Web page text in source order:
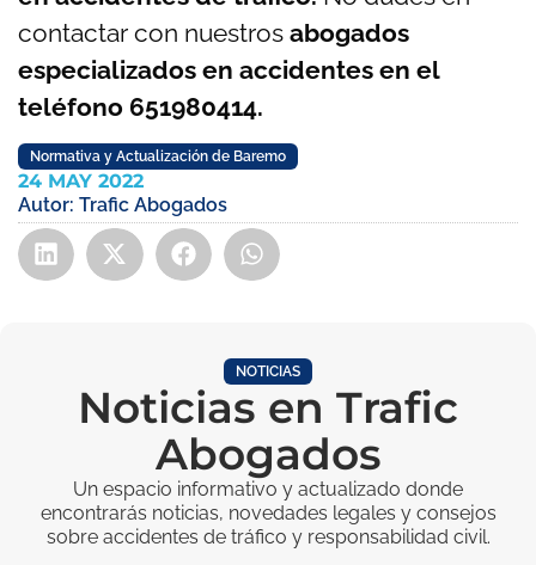
Normativa y Actualización de Baremo
24 MAY 2022
Autor: Trafic Abogados
contactar con nuestros abogados
especializados en accidentes en el
teléfono 651980414.
NOTICIAS
Noticias en Trafic
Abogados
Un espacio informativo y actualizado donde
encontrarás noticias, novedades legales y consejos
sobre accidentes de tráfico y responsabilidad civil.